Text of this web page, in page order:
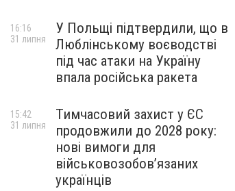
У Польщі підтвердили, що в
Люблінському воєводстві
під час атаки на Україну
впала російська ракета
16:16
31 липня
Тимчасовий захист у ЄС
продовжили до 2028 року:
нові вимоги для
військовозобов’язаних
українців
15:42
31 липня